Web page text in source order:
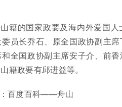
籍的国家政要及海内外爱国
员长乔石、原全国政协副主
全国政协副主席安子介、前
籍政要有邱进益等。
百度百科——舟山